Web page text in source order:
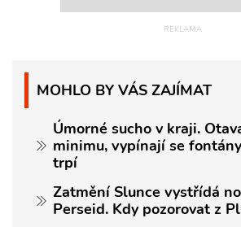
MOHLO BY VÁS ZAJÍMAT
Úmorné sucho v kraji.
minimu, vypínají se
trpí
Zatmění Slunce vystřídá
Perseid. Kdy pozorovat z